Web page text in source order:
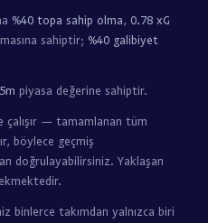
%40 topa sahip olma, 0.78 xG
sahiptir; %40 galibiyet
piyasa değerine sahiptir.
çalışır — tamamlanan tüm
böylece geçmiş
doğrulayabilirsiniz. Yaklaşan
binlerce takımdan yalnızca biri